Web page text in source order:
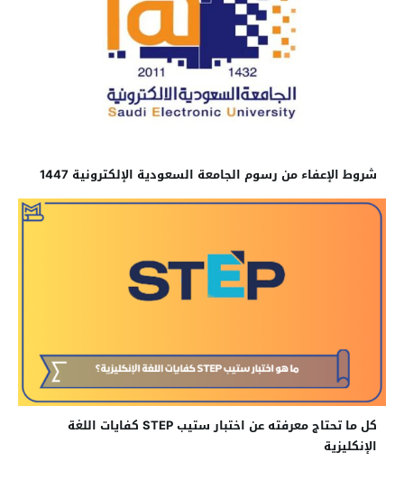
شروط الإعفاء من رسوم الجامعة السعودية الإلكترونية 1447
كل ما تحتاج معرفته عن اختبار ستيب STEP كفايات اللغة
الإنكليزية